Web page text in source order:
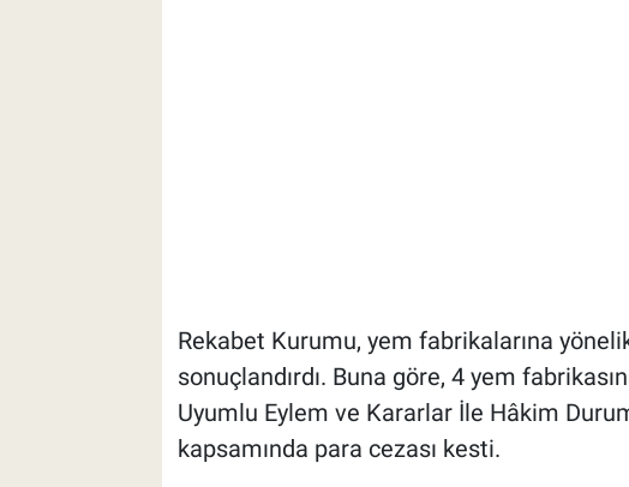
Rekabet Kurumu, yem fabrikalarına
sonuçlandırdı. Buna göre, 4 yem
Uyumlu Eylem ve Kararlar İle Hâkim
kapsamında para cezası kesti.